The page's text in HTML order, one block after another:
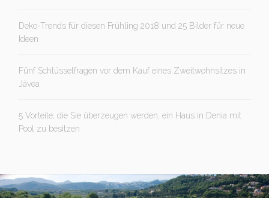
Deko-Trends für diesen Frühling 2018 und 25 Bilder für neue
Ideen
Fünf Schlüsselfragen vor dem Kauf eines Zweitwohnsitzes in
Jávea
5 Vorteile, die Sie überzeugen werden, ein Haus in Denia mit
Pool zu besitzen